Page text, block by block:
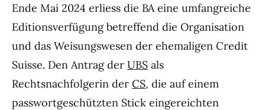
Ende Mai 2024 erliess die BA eine umfangreiche
Editionsverfügung betreffend die Organisation
und das Weisungswesen der ehemaligen Credit
Suisse. Den Antrag der UBS als
Rechtsnachfolgerin der CS, die auf einem
passwortgeschützten Stick eingereichten